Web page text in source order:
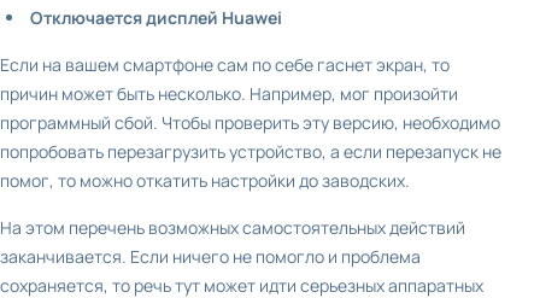
Отключается дисплей Huawei
Если на вашем смартфоне сам по себе гаснет экран, то
причин может быть несколько. Например, мог произойти
программный сбой. Чтобы проверить эту версию, необходимо
попробовать перезагрузить устройство, а если перезапуск не
помог, то можно откатить настройки до заводских.
На этом перечень возможных самостоятельных действий
заканчивается. Если ничего не помогло и проблема
сохраняется, то речь тут может идти серьезных аппаратных